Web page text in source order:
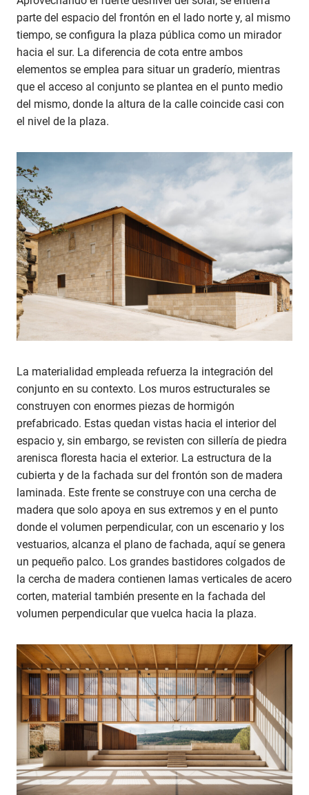
parte del espacio del frontón en el lado norte y, al mismo
tiempo, se configura la plaza pública como un mirador
hacia el sur. La diferencia de cota entre ambos
elementos se emplea para situar un graderío, mientras
que el acceso al conjunto se plantea en el punto medio
del mismo, donde la altura de la calle coincide casi con
el nivel de la plaza.
La materialidad empleada refuerza la integración del
conjunto en su contexto. Los muros estructurales se
construyen con enormes piezas de hormigón
prefabricado. Estas quedan vistas hacia el interior del
espacio y, sin embargo, se revisten con sillería de piedra
arenisca floresta hacia el exterior. La estructura de la
cubierta y de la fachada sur del frontón son de madera
laminada. Este frente se construye con una cercha de
madera que solo apoya en sus extremos y en el punto
donde el volumen perpendicular, con un escenario y los
vestuarios, alcanza el plano de fachada, aquí se genera
un pequeño palco. Los grandes bastidores colgados de
la cercha de madera contienen lamas verticales de acero
corten, material también presente en la fachada del
volumen perpendicular que vuelca hacia la plaza.